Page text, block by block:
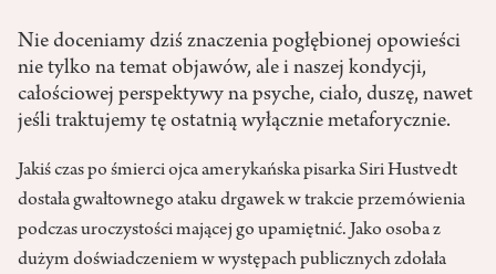
Nie doceniamy dziś znaczenia pogłębionej opowieści
nie tylko na temat objawów, ale i naszej kondycji,
całościowej perspektywy na psyche, ciało, duszę, nawet
jeśli traktujemy tę ostatnią wyłącznie metaforycznie.
Jakiś czas po śmierci ojca amerykańska pisarka Siri Hustvedt
dostała gwałtownego ataku drgawek w trakcie przemówienia
podczas uroczystości mającej go upamiętnić. Jako osoba z
dużym doświadczeniem w występach publicznych zdołała